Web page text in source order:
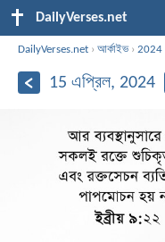
DailyVerses.net
DailyVerses.net ›আর্কাইভ›2024
15 এপ্রিল, 2024